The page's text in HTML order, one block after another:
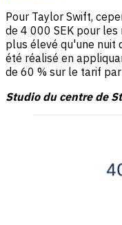
Pour Taylor Swift,
de 4 000 SEK pour les
plus élevé qu'une nuit
été réalisé en
de 60 % sur le tarif
Studio du centre de